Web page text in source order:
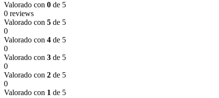
Valorado con 0 de 5
0 reviews
Valorado con 5 de 5
0
Valorado con 4 de 5
0
Valorado con 3 de 5
0
Valorado con 2 de 5
0
Valorado con 1 de 5